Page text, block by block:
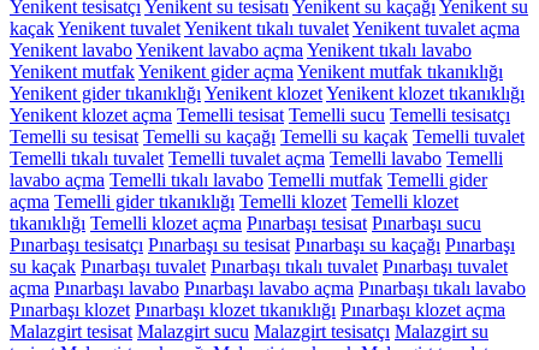
Yenikent tesisatçı Yenikent su tesisatı Yenikent su kaçağı Yenikent su
kaçakYenikent tuvaletYenikent tıkalı tuvaletYenikent tuvalet açma
Yenikent lavaboYenikent lavabo açma Yenikent tıkalı lavabo
Yenikent mutfakYenikent gider açma Yenikent mutfak tıkanıklığı
Yenikent gider tıkanıklığı Yenikent klozetYenikent klozet tıkanıklığı
Yenikent klozet açma Temelli tesisat Temelli sucu Temelli tesisatçı
Temelli su tesisat Temelli su kaçağı Temelli su kaçak Temelli tuvalet
Temelli tıkalı tuvalet Temelli tuvalet açma Temelli lavabo Temelli
lavabo açma Temelli tıkalı lavabo Temelli mutfak Temelli gider
açma Temelli gider tıkanıklığı Temelli klozet Temelli klozet
tıkanıklığı Temelli klozet açma Pınarbaşı tesisat Pınarbaşı sucu
Pınarbaşı tesisatçı Pınarbaşı su tesisat Pınarbaşı su kaçağı Pınarbaşı
su kaçak Pınarbaşı tuvalet Pınarbaşı tıkalı tuvalet Pınarbaşı tuvalet
açma Pınarbaşı lavabo Pınarbaşı lavabo açma Pınarbaşı tıkalı lavabo
Pınarbaşı klozet Pınarbaşı klozet tıkanıklığı Pınarbaşı klozet açma
Malazgirt tesisat Malazgirt sucu Malazgirt tesisatçı Malazgirt su